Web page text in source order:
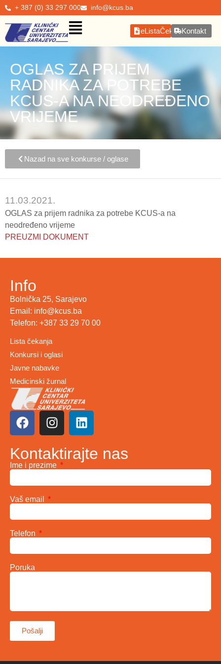
+ 387 (0) 33 297 000 info@kcus.ba
eListaČekanjaKontakt
OGLAS ZA PRIJEM
RADNIKA ZA POTREBE
KCUS-A NA NEODREĐENO
VRIJEME
Nazad na sve konkurse / oglase
11.03.2021.
OGLAS za prijem radnika za potrebe KCUS-a na
neodređeno vrijeme
PREUZMI DOKUMENT
Info
Bolnička 25, Sarajevo
Email: info@kcus.ba
Telefon: +387 33 29 70 00
Lista čekanja
Konkursi i oglasi
Javne nabavke
Medicinski žurnal
Kontaktirajte nas
Ime i prezime
Vaš email
Telefon
Poruka
Pošalji